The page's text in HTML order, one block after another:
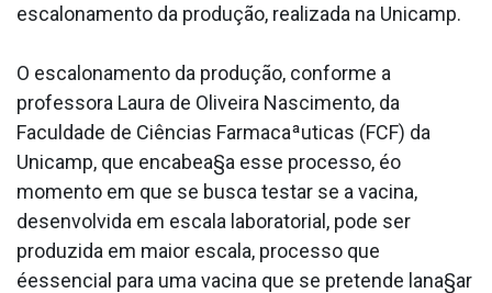
escalonamento da produção, realizada na Unicamp.
O escalonamento da produção, conforme a
professora Laura de Oliveira Nascimento, da
Faculdade de Ciências Farmacaªuticas (FCF) da
Unicamp, que encabea§a esse processo, éo
momento em que se busca testar se a vacina,
desenvolvida em escala laboratorial, pode ser
produzida em maior escala, processo que
éessencial para uma vacina que se pretende lana§ar